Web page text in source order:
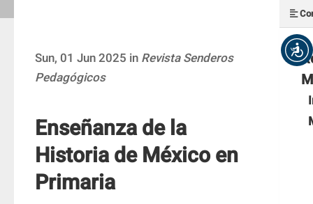
Sun, 01 Jun 2025 in Revista Senderos
Pedagógicos
Enseñanza de la
Historia de México en
Primaria